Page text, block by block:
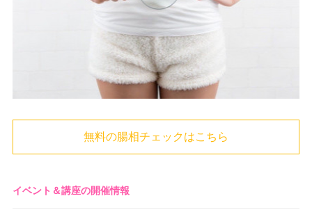
無料の腸相チェックはこちら
イベント＆講座の開催情報